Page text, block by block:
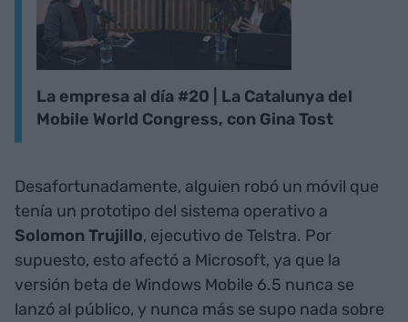
La empresa al día #20 | La Catalunya del
Mobile World Congress, con Gina Tost
Desafortunadamente, alguien robó un móvil que
tenía un prototipo del sistema operativo a
Solomon Trujillo, ejecutivo de Telstra. Por
supuesto, esto afectó a Microsoft, ya que la
versión beta de Windows Mobile 6.5 nunca se
lanzó al público, y nunca más se supo nada sobre